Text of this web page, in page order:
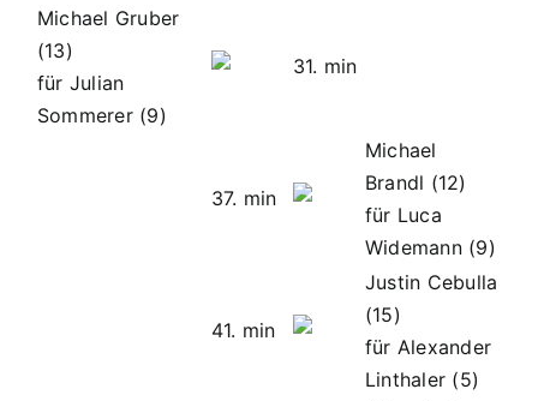
Michael Gruber
(13)
für Julian
Sommerer (9)
31. min
37. min
Michael
Brandl (12)
für Luca
Widemann (9)
41. min
Justin Cebulla
(15)
für Alexander
Linthaler (5)